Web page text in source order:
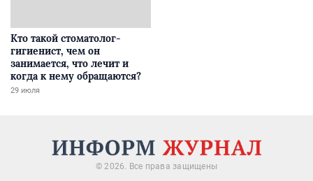
Кто такой стоматолог-
гигиенист, чем он
занимается, что лечит и
когда к нему обращаются?
29 июля
© 2026. Все права защищены